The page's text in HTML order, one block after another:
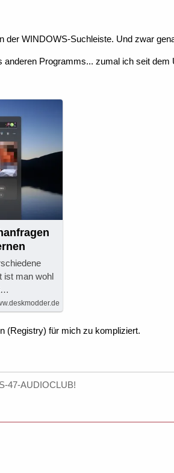
der WINDOWS-Suchleiste. Und zwar
anderen Programms... zumal ich seit
ist man wohl
(Registry) für mich zu kompliziert.
47-AUDIOCLUB!